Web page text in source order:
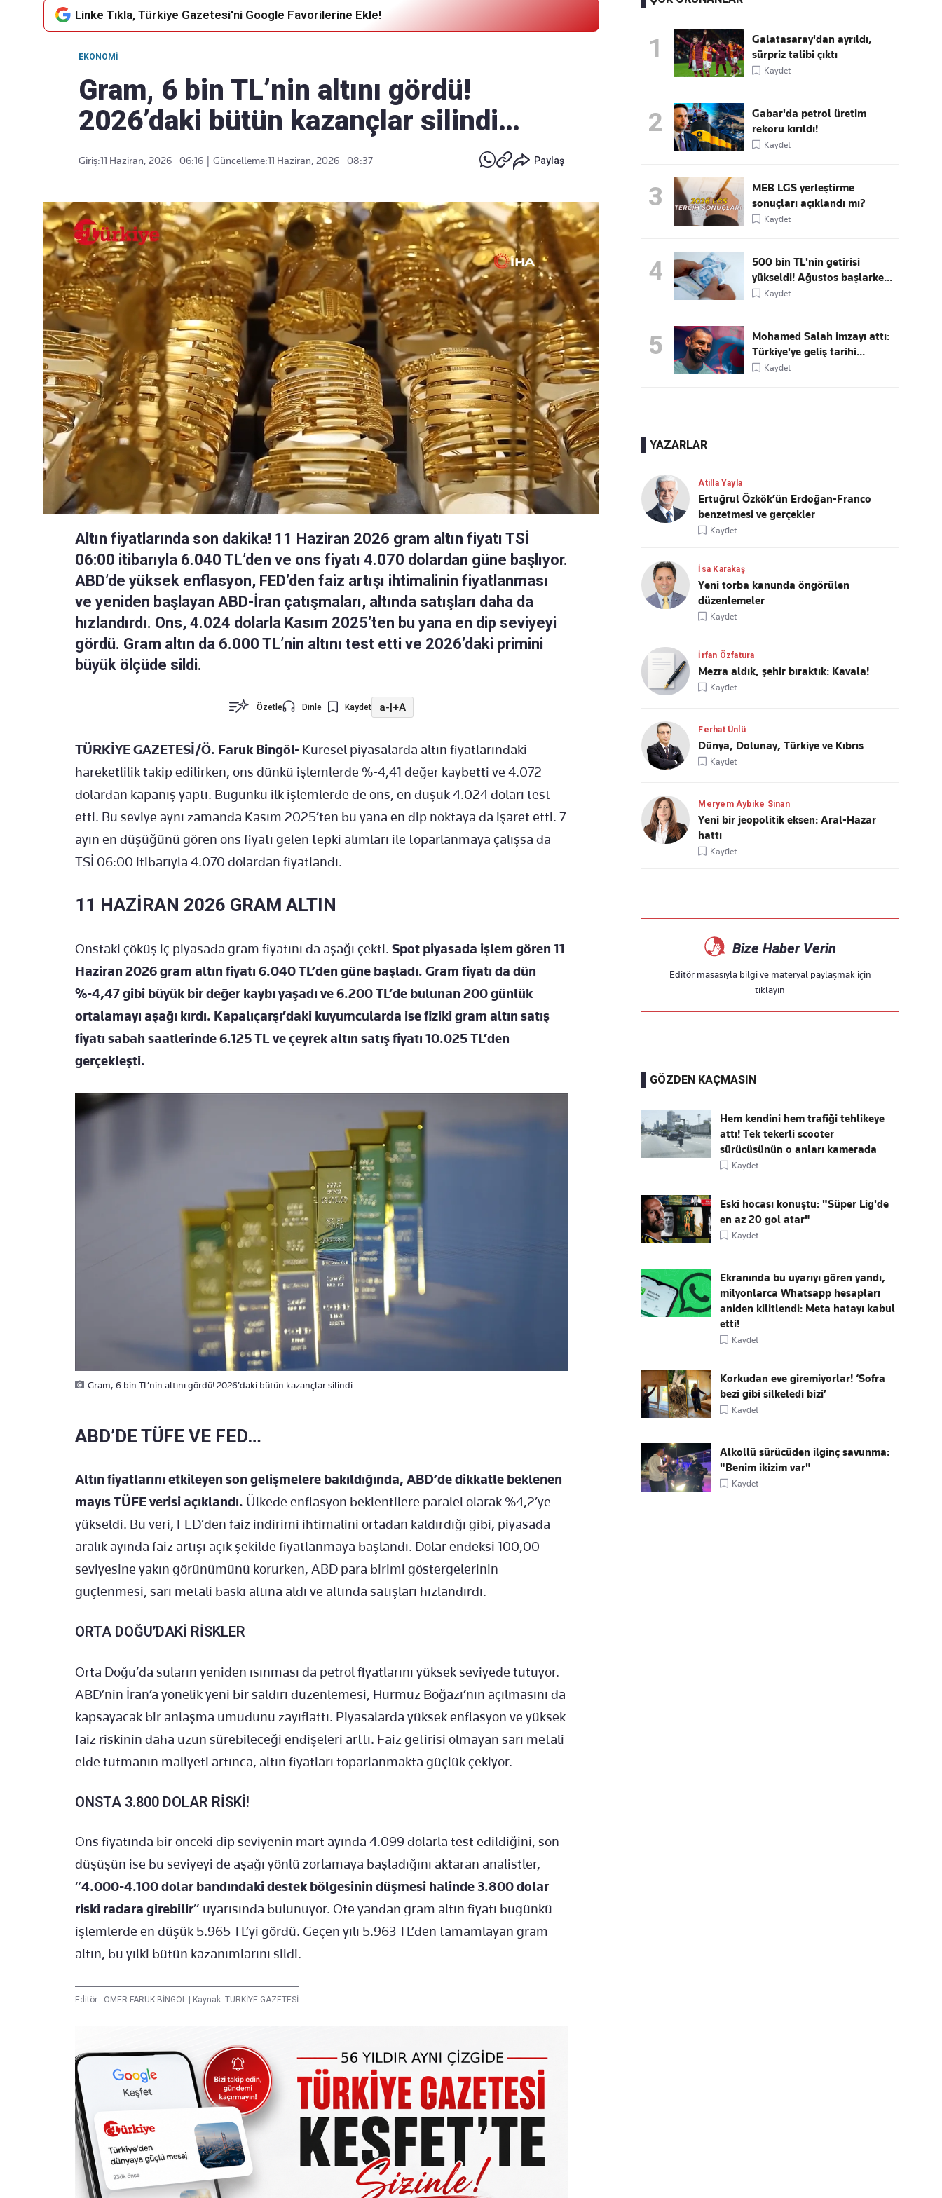
akışımıza ulaşın
göndermek için
Kaçırmayın
Ücretsiz üye olun, gündemi
Linke Tıkla, Türkiye Gazetesi'ni Google Favorilerine Ekle!
EKONOMI
Gram, 6 bin TL’nin altını gördü!
2026’daki bütün kazançlar silindi…
Giriş:11 Haziran, 2026 - 06:16 Güncelleme:11 Haziran, 2026 - 08:37 Paylaş
Altın fiyatlarında son dakika! 11 Haziran 2026 gram altın fiyatı TSİ
06:00 itibarıyla 6.040 TL’den ve ons fiyatı 4.070 dolardan güne başlıyor.
ABD’de yüksek enflasyon, FED’den faiz artışı ihtimalinin fiyatlanması
ve yeniden başlayan ABD-İran çatışmaları, altında satışları daha da
hızlandırdı. Ons, 4.024 dolarla Kasım 2025’ten bu yana en dip seviyeyi
gördü. Gram altın da 6.000 TL’nin altını test etti ve 2026’daki primini
büyük ölçüde sildi.
Özetle Dinle Kaydet a-|+A
TÜRKİYE GAZETESİ/Ö. Faruk Bingöl- Küresel piyasalarda altın fiyatlarındaki
hareketlilik takip edilirken, ons dünkü işlemlerde %-4,41 değer kaybetti ve 4.072
dolardan kapanış yaptı. Bugünkü ilk işlemlerde de ons, en düşük 4.024 doları test
etti. Bu seviye aynı zamanda Kasım 2025’ten bu yana en dip noktaya da işaret etti. 7
ayın en düşüğünü gören ons fiyatı gelen tepki alımları ile toparlanmaya çalışsa da
TSİ 06:00 itibarıyla 4.070 dolardan fiyatlandı.
11 HAZİRAN 2026 GRAM ALTIN
Onstaki çöküş iç piyasada gram fiyatını da aşağı çekti. Spot piyasada işlem gören 11
Haziran 2026 gram altın fiyatı 6.040 TL’den güne başladı. Gram fiyatı da dün
%-4,47 gibi büyük bir değer kaybı yaşadı ve 6.200 TL’de bulunan 200 günlük
ortalamayı aşağı kırdı. Kapalıçarşı’daki kuyumcularda ise fiziki gram altın satış
fiyatı sabah saatlerinde 6.125 TL ve çeyrek altın satış fiyatı 10.025 TL’den
gerçekleşti.
Gram, 6 bin TL’nin altını gördü! 2026’daki bütün kazançlar silindi…
ABD’DE TÜFE VE FED…
Altın fiyatlarını etkileyen son gelişmelere bakıldığında, ABD’de dikkatle beklenen
mayıs TÜFE verisi açıklandı. Ülkede enflasyon beklentilere paralel olarak %4,2’ye
yükseldi. Bu veri, FED’den faiz indirimi ihtimalini ortadan kaldırdığı gibi, piyasada
aralık ayında faiz artışı açık şekilde fiyatlanmaya başlandı. Dolar endeksi 100,00
seviyesine yakın görünümünü korurken, ABD para birimi göstergelerinin
güçlenmesi, sarı metali baskı altına aldı ve altında satışları hızlandırdı.
ORTA DOĞU’DAKİ RİSKLER
Orta Doğu’da suların yeniden ısınması da petrol fiyatlarını yüksek seviyede tutuyor.
ABD’nin İran’a yönelik yeni bir saldırı düzenlemesi, Hürmüz Boğazı’nın açılmasını da
kapsayacak bir anlaşma umudunu zayıflattı. Piyasalarda yüksek enflasyon ve yüksek
faiz riskinin daha uzun sürebileceği endişeleri arttı. Faiz getirisi olmayan sarı metali
elde tutmanın maliyeti artınca, altın fiyatları toparlanmakta güçlük çekiyor.
ONSTA 3.800 DOLAR RİSKİ!
Ons fiyatında bir önceki dip seviyenin mart ayında 4.099 dolarla test edildiğini, son
düşüşün ise bu seviyeyi de aşağı yönlü zorlamaya başladığını aktaran analistler,
“4.000-4.100 dolar bandındaki destek bölgesinin düşmesi halinde 3.800 dolar
riski radara girebilir” uyarısında bulunuyor. Öte yandan gram altın fiyatı bugünkü
işlemlerde en düşük 5.965 TL’yi gördü. Geçen yılı 5.963 TL’den tamamlayan gram
altın, bu yılki bütün kazanımlarını sildi.
Editör : ÖMER FARUK BİNGÖL | Kaynak: TÜRKİYE GAZETESİ
1
Galatasaray'dan ayrıldı,
sürpriz talibi çıktı
Kaydet
2
Gabar'da petrol üretim
rekoru kırıldı!
Kaydet
3
MEB LGS yerleştirme
sonuçları açıklandı mı?
Kaydet
4
500 bin TL'nin getirisi
yükseldi! Ağustos başlarke...
Kaydet
5
Mohamed Salah imzayı attı:
Türkiye'ye geliş tarihi...
Kaydet
YAZARLAR
Atilla Yayla
Ertuğrul Özkök’ün Erdoğan-Franco
benzetmesi ve gerçekler
Kaydet
İsa Karakaş
Yeni torba kanunda öngörülen
düzenlemeler
Kaydet
İrfan Özfatura
Mezra aldık, şehir bıraktık: Kavala!
Kaydet
Ferhat Ünlü
Dünya, Dolunay, Türkiye ve Kıbrıs
Kaydet
Meryem Aybike Sinan
Yeni bir jeopolitik eksen: Aral-Hazar
hattı
Kaydet
Bize Haber Verin
Editör masasıyla bilgi ve materyal paylaşmak için
tıklayın
GÖZDEN KAÇMASIN
Hem kendini hem trafiği tehlikeye
attı! Tek tekerli scooter
sürücüsünün o anları kamerada
Kaydet
Eski hocası konuştu: "Süper Lig'de
en az 20 gol atar"
Kaydet
Ekranında bu uyarıyı gören yandı,
milyonlarca Whatsapp hesapları
aniden kilitlendi: Meta hatayı kabul
etti!
Kaydet
Korkudan eve giremiyorlar! ‘Sofra
bezi gibi silkeledi bizi’
Kaydet
Alkollü sürücüden ilginç savunma:
"Benim ikizim var"
Kaydet